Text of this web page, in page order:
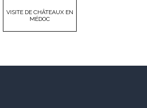
VISITE DE CHÂTEAUX EN
MÉDOC